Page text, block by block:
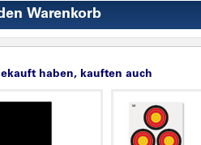
haben, kauften auch